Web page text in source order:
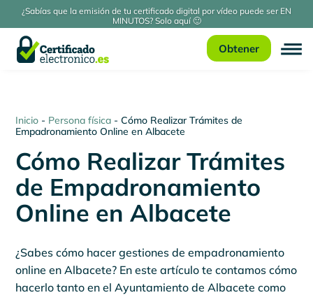
¿Sabías que la emisión de tu certificado digital por vídeo puede ser EN
MINUTOS? Solo aquí 🙂
Obtener
Inicio - Persona física -Cómo Realizar Trámites de
Empadronamiento Online en Albacete
Cómo Realizar Trámites
de Empadronamiento
Online en Albacete
¿Sabes cómo hacer gestiones de empadronamiento
online en Albacete? En este artículo te contamos cómo
hacerlo tanto en el Ayuntamiento de Albacete como